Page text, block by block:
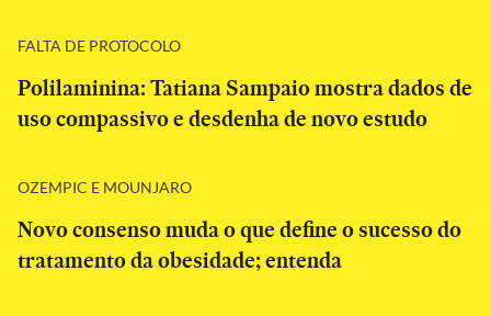
FALTA DE PROTOCOLO
Polilaminina: Tatiana Sampaio mostra dados de
uso compassivo e desdenha de novo estudo
OZEMPIC E MOUNJARO
Novo consenso muda o que define o sucesso do
tratamento da obesidade; entenda